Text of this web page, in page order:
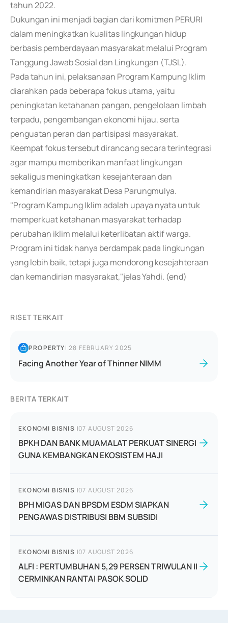
tahun 2022.
Dukungan ini menjadi bagian dari komitmen PERURI
dalam meningkatkan kualitas lingkungan hidup
berbasis pemberdayaan masyarakat melalui Program
Tanggung Jawab Sosial dan Lingkungan (TJSL).
Pada tahun ini, pelaksanaan Program Kampung Iklim
diarahkan pada beberapa fokus utama, yaitu
peningkatan ketahanan pangan, pengelolaan limbah
terpadu, pengembangan ekonomi hijau, serta
penguatan peran dan partisipasi masyarakat.
Keempat fokus tersebut dirancang secara terintegrasi
agar mampu memberikan manfaat lingkungan
sekaligus meningkatkan kesejahteraan dan
kemandirian masyarakat Desa Parungmulya.
"Program Kampung Iklim adalah upaya nyata untuk
memperkuat ketahanan masyarakat terhadap
perubahan iklim melalui keterlibatan aktif warga.
Program ini tidak hanya berdampak pada lingkungan
yang lebih baik, tetapi juga mendorong kesejahteraan
dan kemandirian masyarakat,"jelas Yahdi. (end)
RISET TERKAIT
PROPERTY|28 FEBRUARY 2025
Facing Another Year of Thinner NIMM
BERITA TERKAIT
EKONOMI BISNIS |07 AUGUST 2026
BPKH DAN BANK MUAMALAT PERKUAT SINERGI
GUNA KEMBANGKAN EKOSISTEM HAJI
EKONOMI BISNIS |07 AUGUST 2026
BPH MIGAS DAN BPSDM ESDM SIAPKAN
PENGAWAS DISTRIBUSI BBM SUBSIDI
EKONOMI BISNIS |07 AUGUST 2026
ALFI : PERTUMBUHAN 5,29 PERSEN TRIWULAN II
CERMINKAN RANTAI PASOK SOLID